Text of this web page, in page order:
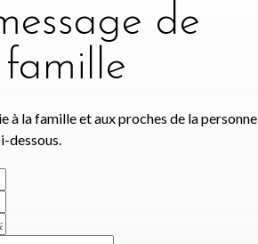
de
à la famille et aux proches de la personne
dessous.